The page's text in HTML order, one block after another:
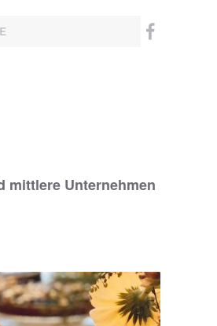
mittlere Unternehmen